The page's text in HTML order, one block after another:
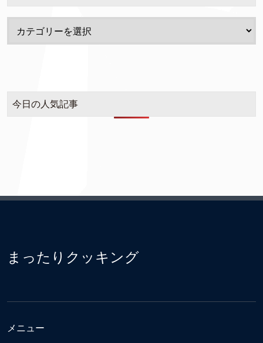
今日の人気記事
まったりクッキング
メニュー